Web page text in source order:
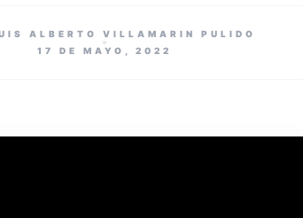
ALBERTO VILLAMARIN PULIDO
17 DE MAYO, 2022